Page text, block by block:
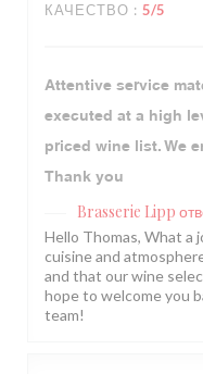
КАЧЕСТВО : 5/5
Attentive service
executed at a high
priced wine list. We
Thank you
Brasserie Lipp
Hello Thomas, What a
cuisine and
and that our wine
hope to welcome you
team!